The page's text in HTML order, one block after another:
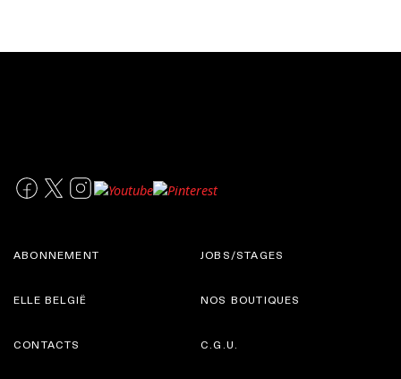
ABONNEMENT
ELLE BELGIË
JOBS/STAGES
NOS BOUTIQUES
CONTACTS C.G.U.